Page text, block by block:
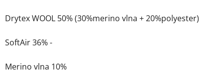
Drytex WOOL 50% (30%merino vlna + 20%polyester)
SoftAir 36% -
Merino vlna 10%